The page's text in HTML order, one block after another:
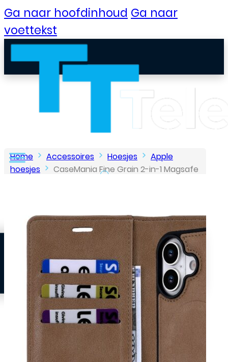
Ga naar hoofdinhoud Ga naar
voettekst
Klantenservice
Neem contact op
Veelgestelde vragen
Home Accessoires Hoesjes
Apple
hoesjes
CaseMania Fine Grain 2-in-1 Magsafe